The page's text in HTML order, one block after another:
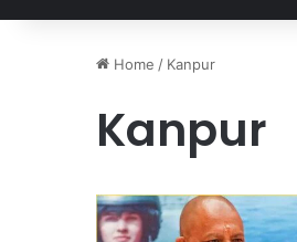
Home / Kanpur
Kanpur